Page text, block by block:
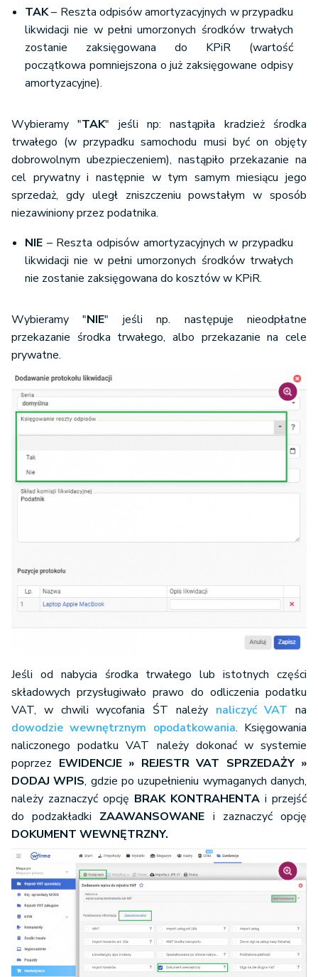
TAK– Reszta odpisów amortyzacyjnych w przypadku
likwidacji nie w pełni umorzonych środków trwałych
zostanie zaksięgowana do KPiR (wartość
początkowa pomniejszona o już zaksięgowane odpisy
amortyzacyjne).
Wybieramy "TAK" jeśli np: nastąpiła kradzież środka
trwałego (w przypadku samochodu musi być on objęty
dobrowolnym ubezpieczeniem), nastąpiło przekazanie na
cel prywatny i następnie w tym samym miesiącu jego
sprzedaż, gdy uległ zniszczeniu powstałym w sposób
niezawiniony przez podatnika.
NIE – Reszta odpisów amortyzacyjnych w przypadku
likwidacji nie w pełni umorzonych środków trwałych
nie zostanie zaksięgowana do kosztów w KPiR.
Wybieramy "NIE" jeśli np. następuje nieodpłatne
przekazanie środka trwałego, albo przekazanie na cele
prywatne.
Jeśli od nabycia środka trwałego lub istotnych części
składowych przysługiwało prawo do odliczenia podatku
VAT, w chwili wycofania ŚT należy naliczyć VAT na
dowodzie wewnętrznym opodatkowania. Księgowania
naliczonego podatku VAT należy dokonać w systemie
poprzez EWIDENCJE » REJESTR VAT SPRZEDAŻY »
DODAJ WPIS, gdzie po uzupełnieniu wymaganych danych,
należy zaznaczyć opcję BRAK KONTRAHENTA i przejść
do podzakładki ZAAWANSOWANE i zaznaczyć opcję
DOKUMENT WEWNĘTRZNY.